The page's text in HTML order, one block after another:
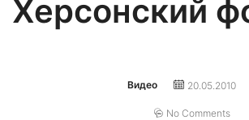
Херсонский
Видео 20.05.2010
No Comments